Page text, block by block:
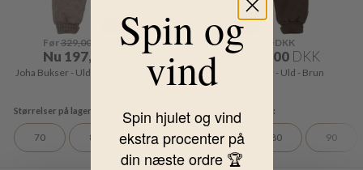
Før329,00
Nu 197,00
Joha Bukser - Uld - Sesam Melange
70 80 90
Før329,00 DKK
Nu 197,00 DKK
Joha Bukser - Uld - Brun
70 80 90
Spin og
vind
Spin hjulet og vind
ekstra procenter på
din næste ordre 🏆